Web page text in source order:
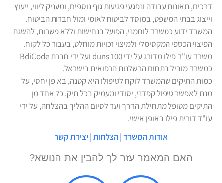
דרכים, תאונות עבודה ונפגעי פגיעות גוף נוספים, ומעניק ליווי, ייעוץ
וייצוג בבתי המשפט, במוסד לביטוח לאומי ומול חברות הביטוח.
המשרד ידוע כמשרד לוחמני, הפועל בנחישות וללא פשרות, להשגת
הפיצוי הכספי המקסימלי ולמיצוי זכויות מוחלט, בעבור כל לקוח.
משרד עו"ד פילו מדורג על ידי duns 100 ועל ידי חברת BdiCode
כמשרד מוביל בתחום הרשלנות הרפואית בישראל.
כמות התיקים שהמשרד לוקח לטיפולו היא קטנה, באופן יחסי, על
מנת לאפשר טיפול קפדני, יסודי ומעמיק בכל תיק. כל אחד מן
התיקים מטופל מתחילת הדרך ועד לסיום ההליך בהצלחה, על ידי
עו"ד דורית פילו באופן אישי.
אודות המשרד|הצלחות| יצירת קשר
האם המאמר עזר לך להבין את הנושא?